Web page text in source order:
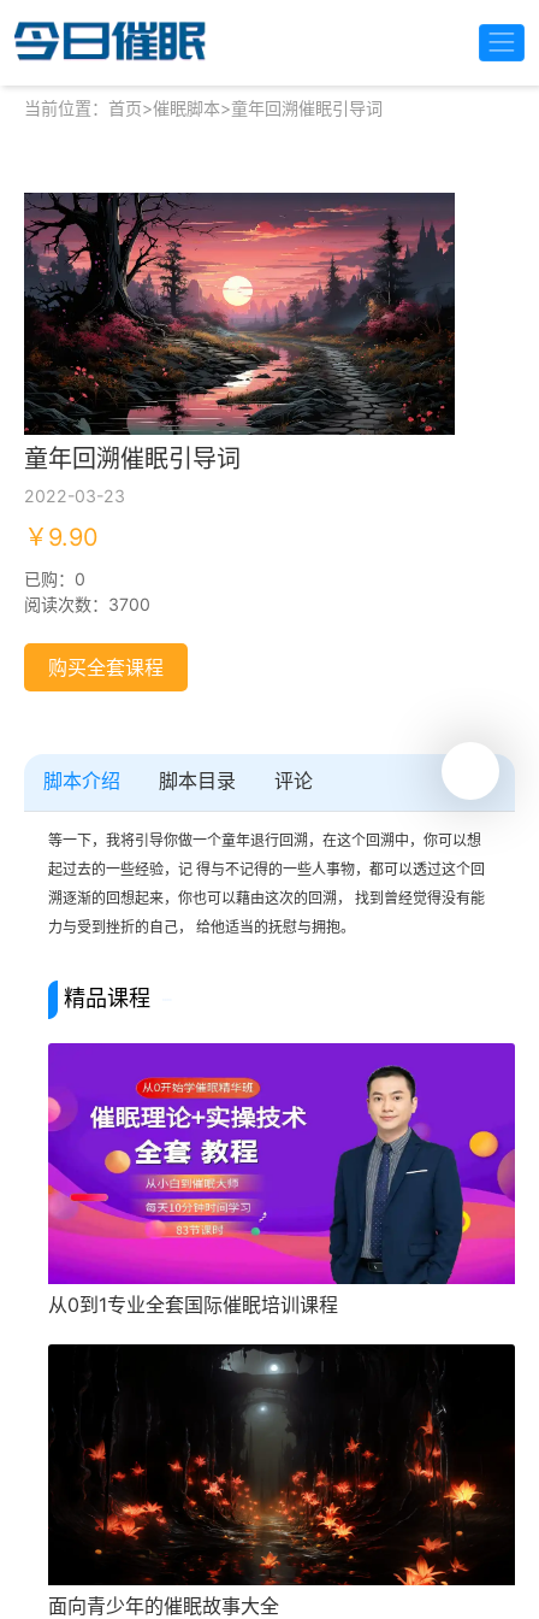
当前位置： 首页>催眠脚本>童年回溯催眠引导词
童年回溯催眠引导词
2022-03-23
￥9.90
已购：0
阅读次数：3700
购买全套课程
脚本介绍 脚本目录 评论
等一下，我将引导你做一个童年退行回溯，在这个回溯中，你可以想
起过去的一些经验，记 得与不记得的一些人事物，都可以透过这个回
溯逐渐的回想起来，你也可以藉由这次的回溯， 找到曾经觉得没有能
力与受到挫折的自己， 给他适当的抚慰与拥抱。
精品课程
从0到1专业全套国际催眠培训课程
面向青少年的催眠故事大全